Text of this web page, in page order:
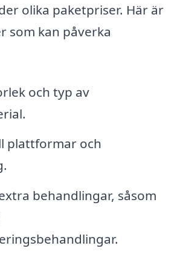
olika paketpriser. Här är
som kan påverka
och typ av
plattformar och
behandlingar, såsom